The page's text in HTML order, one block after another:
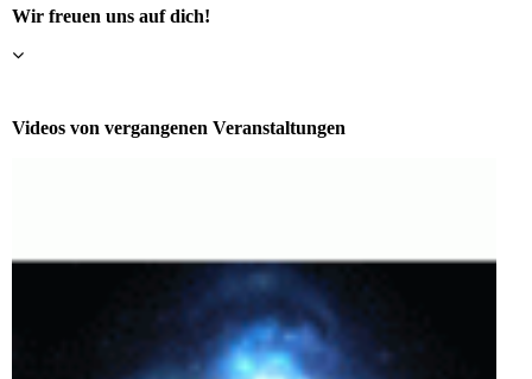
Wir freuen uns auf dich!
Videos von vergangenen Veranstaltungen